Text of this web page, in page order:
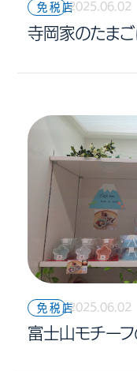
免税店2025.06.02
寺岡家のたま
免税店2025.06.02
富士山モチー